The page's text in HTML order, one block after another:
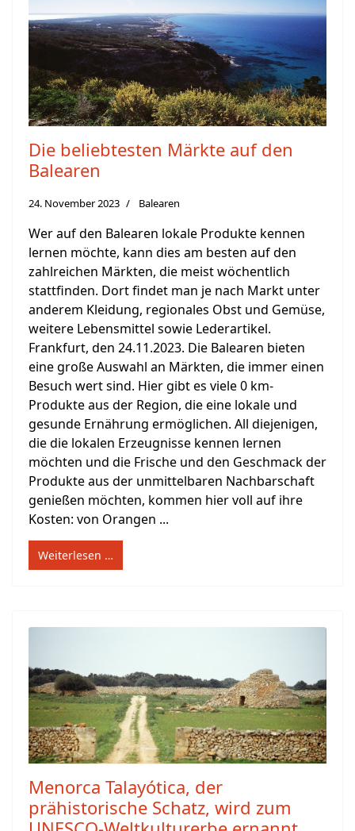
Die beliebtesten Märkte auf den
Balearen
24. November 2023 Balearen
Wer auf den Balearen lokale Produkte kennen
lernen möchte, kann dies am besten auf den
zahlreichen Märkten, die meist wöchentlich
stattfinden. Dort findet man je nach Markt unter
anderem Kleidung, regionales Obst und Gemüse,
weitere Lebensmittel sowie Lederartikel.
Frankfurt, den 24.11.2023. Die Balearen bieten
eine große Auswahl an Märkten, die immer einen
Besuch wert sind. Hier gibt es viele 0 km-
Produkte aus der Region, die eine lokale und
gesunde Ernährung ermöglichen. All diejenigen,
die die lokalen Erzeugnisse kennen lernen
möchten und die Frische und den Geschmack der
Produkte aus der unmittelbaren Nachbarschaft
genießen möchten, kommen hier voll auf ihre
Kosten: von Orangen ...
Weiterlesen …
Menorca Talayótica, der
prähistorische Schatz, wird zum